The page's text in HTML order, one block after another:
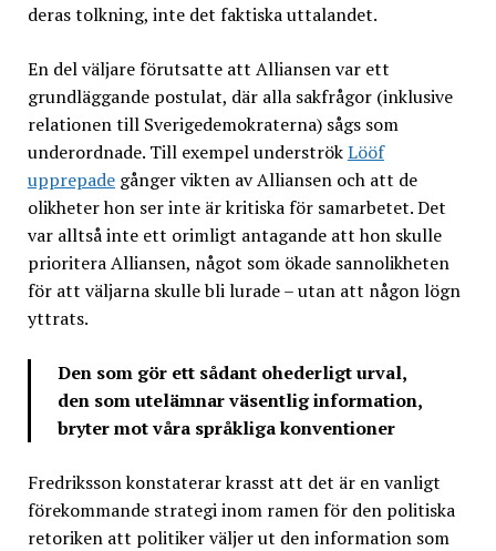
deras tolkning, inte det faktiska uttalandet.
En del väljare förutsatte att Alliansen var ett
grundläggande postulat, där alla sakfrågor (inklusive
relationen till Sverigedemokraterna) sågs som
underordnade. Till exempel underströkLööf
upprepadegånger vikten av Alliansen och att de
olikheter hon ser inte är kritiska för samarbetet. Det
var alltså inte ett orimligt antagande att hon skulle
prioritera Alliansen, något som ökade sannolikheten
för att väljarna skulle bli lurade – utan att någon lögn
yttrats.
Den som gör ett sådant ohederligt urval,
den som utelämnar väsentlig information,
bryter mot våra språkliga konventioner
Fredriksson konstaterar krasst att det är en vanligt
förekommande strategi inom ramen för den politiska
retoriken att politiker väljer ut den information som